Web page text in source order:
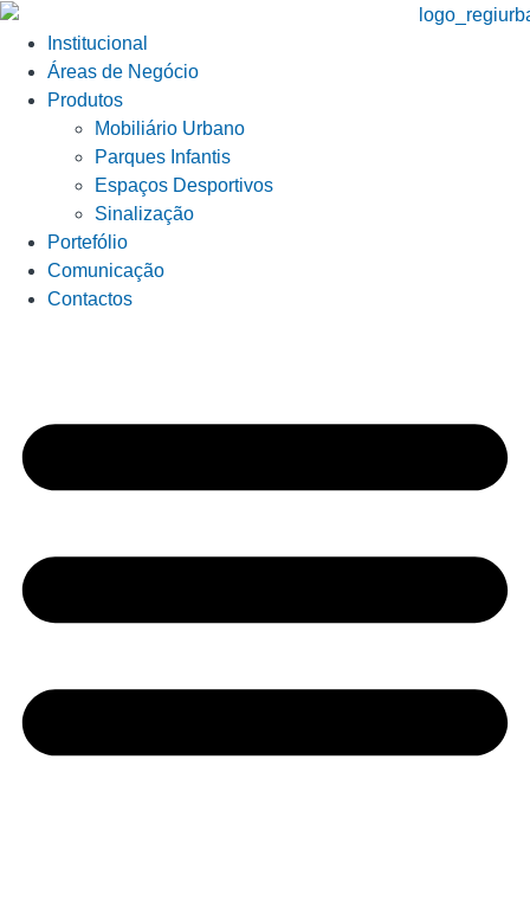
Institucional
Áreas de Negócio
Produtos
Mobiliário Urbano
Parques Infantis
Espaços Desportivos
Sinalização
Portefólio
Comunicação
Contactos